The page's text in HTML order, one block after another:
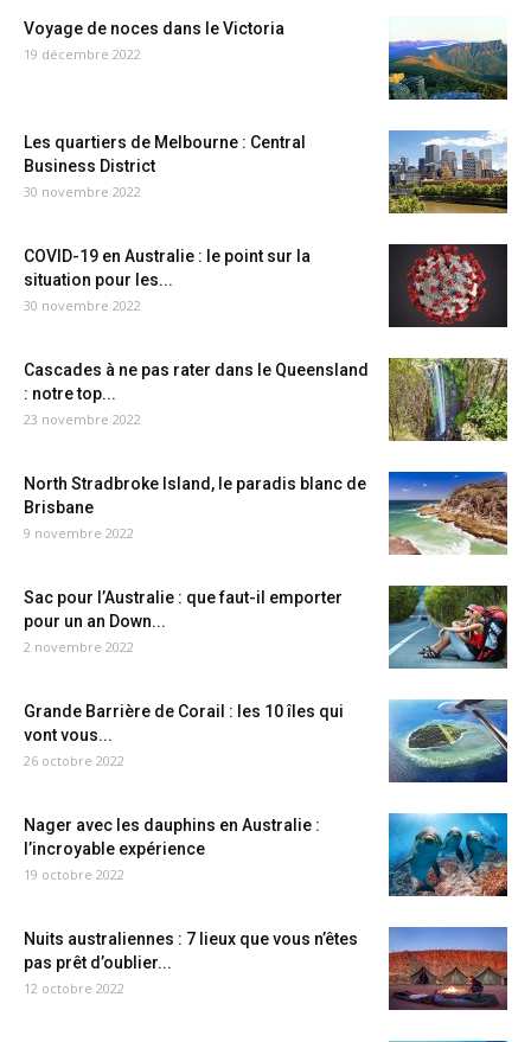
Voyage de noces dans le Victoria
19 décembre 2022
Les quartiers de Melbourne : Central
Business District
30 novembre 2022
COVID-19 en Australie : le point sur la
situation pour les...
30 novembre 2022
Cascades à ne pas rater dans le Queensland
: notre top...
23 novembre 2022
North Stradbroke Island, le paradis blanc de
Brisbane
9 novembre 2022
Sac pour l’Australie : que faut-il emporter
pour un an Down...
2 novembre 2022
Grande Barrière de Corail : les 10 îles qui
vont vous...
26 octobre 2022
Nager avec les dauphins en Australie :
l’incroyable expérience
19 octobre 2022
Nuits australiennes : 7 lieux que vous n’êtes
pas prêt d’oublier...
12 octobre 2022